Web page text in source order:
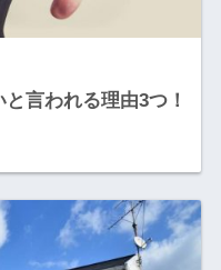
言われる理由3つ！